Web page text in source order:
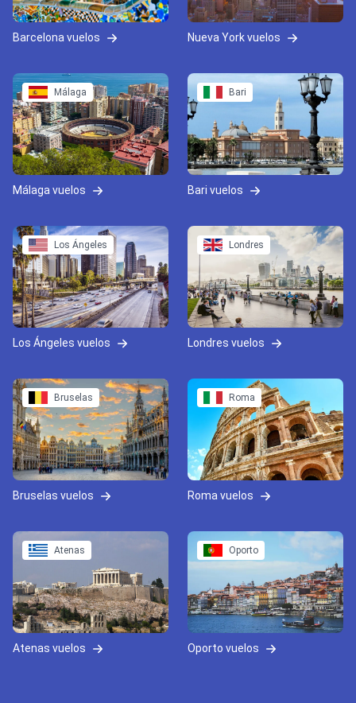
Barcelona vuelos Nueva York vuelos
Málaga
Málaga vuelos
Bari
Bari vuelos
Los Ángeles
Los Ángeles vuelos
Londres
Londres vuelos
Bruselas
Bruselas vuelos
Roma
Roma vuelos
Atenas
Atenas vuelos
Oporto
Oporto vuelos